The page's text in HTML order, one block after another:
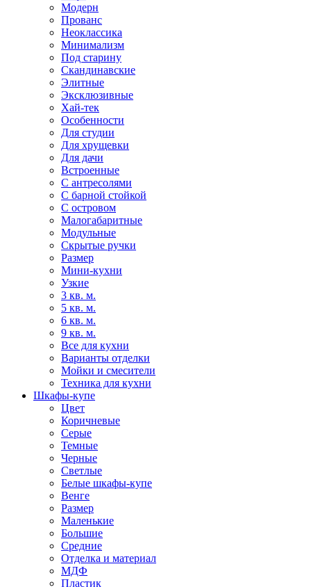
Модерн
Прованс
Неоклассика
Минимализм
Под старину
Скандинавские
Элитные
Эксклюзивные
Хай-тек
Особенности
Для студии
Для хрущевки
Для дачи
Встроенные
С антресолями
С барной стойкой
С островом
Малогабаритные
Модульные
Скрытые ручки
Размер
Мини-кухни
Узкие
3 кв. м.
5 кв. м.
6 кв. м.
9 кв. м.
Все для кухни
Варианты отделки
Мойки и смесители
Техника для кухни
Шкафы-купе
Цвет
Коричневые
Серые
Темные
Черные
Светлые
Белые шкафы-купе
Венге
Размер
Маленькие
Большие
Средние
Отделка и материал
МДФ
Пластик